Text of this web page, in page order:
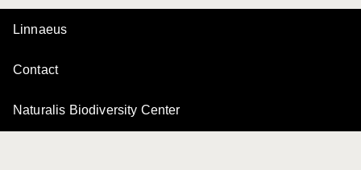
Linnaeus
Contact
Naturalis Biodiversity Center